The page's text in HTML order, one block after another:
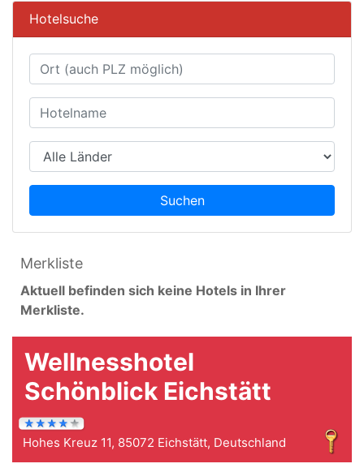
Hotelsuche
Suchen
Merkliste
Aktuell befinden sich keine Hotels in Ihrer
Merkliste.
Wellnesshotel
Schönblick Eichstätt
Hohes Kreuz 11, 85072 Eichstätt, Deutschland